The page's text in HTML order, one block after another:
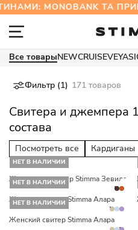
MONOBANK
Все товарыNEWCRUISEVEYA
Фильтр (1) 171 товаров
Свитера и джемпера
состава
Посмотреть все Кардиганы
НЕТ В НАЛИЧИИ
Женский джемпер Stimma Зевила
НЕТ В НАЛИЧИИ
Женский свитер Stimma Алара
НЕТ В НАЛИЧИИ
Женский свитер Stimma Алара